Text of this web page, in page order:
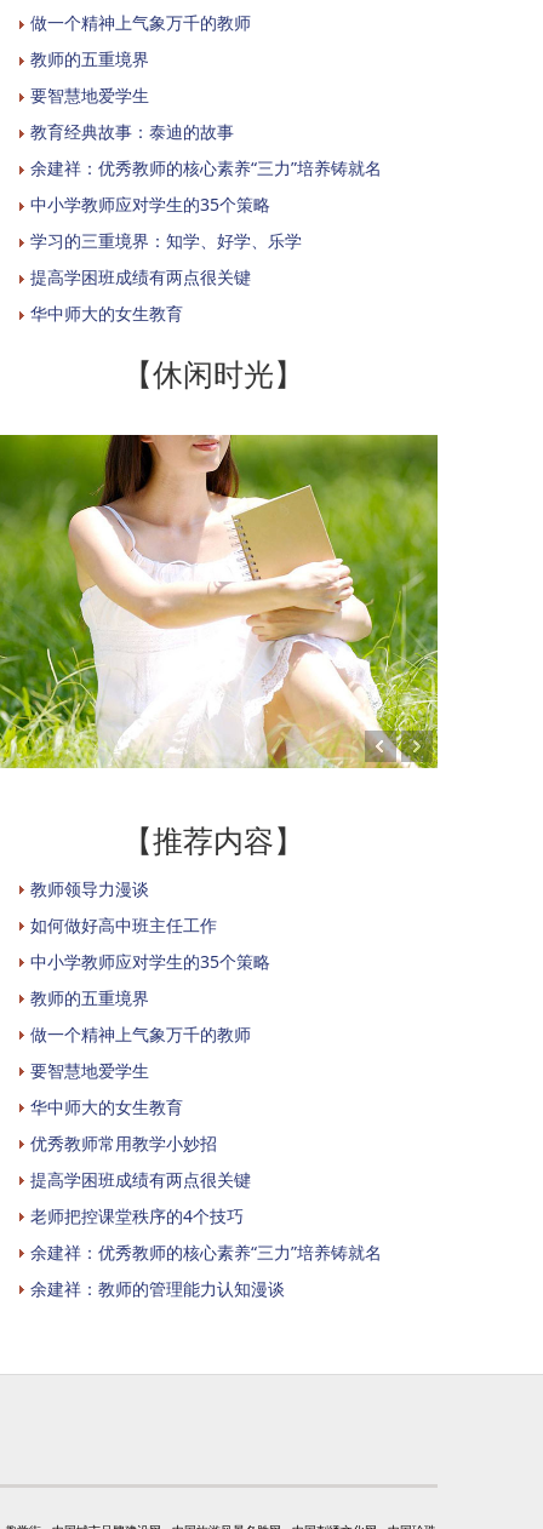
做一个精神上气象万千的教师
教师的五重境界
要智慧地爱学生
教育经典故事：泰迪的故事
余建祥：优秀教师的核心素养“三力”培养铸就名
中小学教师应对学生的35个策略
学习的三重境界：知学、好学、乐学
提高学困班成绩有两点很关键
华中师大的女生教育
【休闲时光】
【推荐内容】
教师领导力漫谈
如何做好高中班主任工作
中小学教师应对学生的35个策略
教师的五重境界
做一个精神上气象万千的教师
要智慧地爱学生
华中师大的女生教育
优秀教师常用教学小妙招
提高学困班成绩有两点很关键
老师把控课堂秩序的4个技巧
余建祥：优秀教师的核心素养“三力”培养铸就名
余建祥：教师的管理能力认知漫谈